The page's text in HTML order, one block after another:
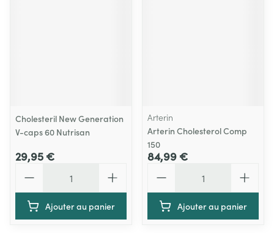
Cholesteril New Generation
V-caps 60 Nutrisan
29,95 €
Ajouter au panier
Arterin
Arterin Cholesterol Comp
150
84,99 €
Ajouter au panier